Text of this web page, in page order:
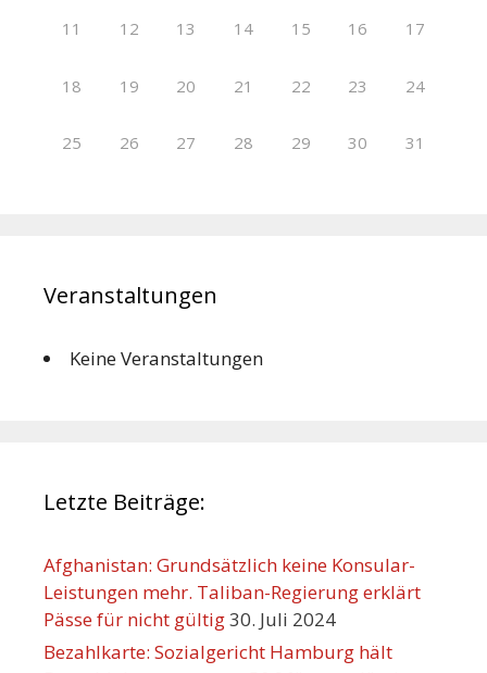
11 12 13 14 15 16 17
18 19 20 21 22 23 24
25 26 27 28 29 30 31
Veranstaltungen
Keine Veranstaltungen
Letzte Beiträge:
Afghanistan: Grundsätzlich keine Konsular-
Leistungen mehr. Taliban-Regierung erklärt
Pässe für nicht gültig30. Juli 2024
Bezahlkarte: Sozialgericht Hamburg hält